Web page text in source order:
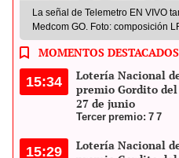
La señal de Telemetro EN VIVO
Medcom GO. Foto: composición
MOMENTOS DESTACADOS
15:34
Lotería Nacional
premio Gordito
27 de junio
Tercer premio: 7 7
15:29
Lotería Nacional